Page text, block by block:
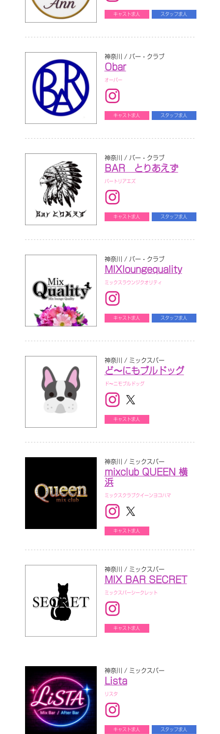
キャスト求人 スタッフ求人
神奈川 / バー・クラブ
Obar
オーバー
キャスト求人 スタッフ求人
神奈川 / バー・クラブ
BAR とりあえず
バートリアエズ
キャスト求人 スタッフ求人
神奈川 / バー・クラブ
MIXloungequality
ミックスラウンジクオリティ
キャスト求人 スタッフ求人
神奈川 / ミックスバー
ど〜にもブルドッグ
ド〜ニモブルドッグ
キャスト求人
神奈川 / ミックスバー
mixclub QUEEN 横
浜
ミックスクラブクイーンヨコハマ
キャスト求人
神奈川 / ミックスバー
MIX BAR SECRET
ミックスバーシークレット
キャスト求人
神奈川 / ミックスバー
Lista
リスタ
キャスト求人 スタッフ求人